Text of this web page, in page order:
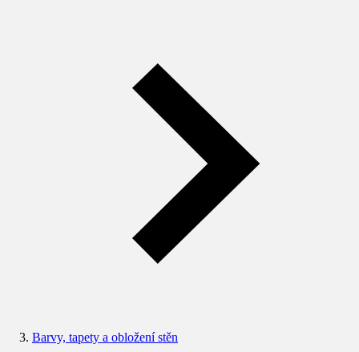
Barvy, tapety a obložení stěn